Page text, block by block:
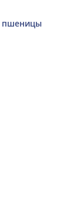
пшеницы